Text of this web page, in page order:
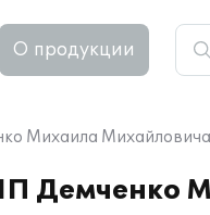
О продукции
Михаила